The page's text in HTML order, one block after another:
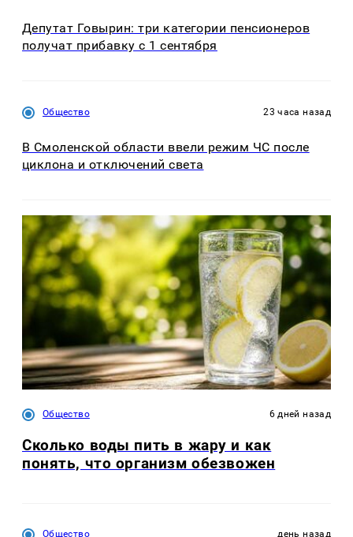
Депутат Говырин: три категории пенсионеров
получат прибавку с 1 сентября
Общество 23 часа назад
В Смоленской области ввели режим ЧС после
циклона и отключений света
Общество 6 дней назад
Сколько воды пить в жару и как
понять, что организм обезвожен
Общество день назад